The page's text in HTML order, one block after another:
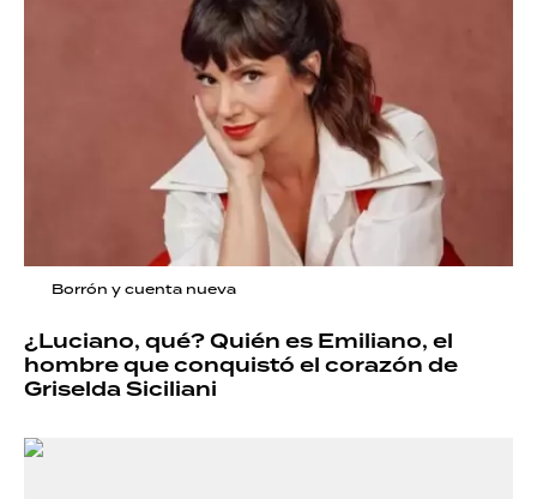
Borrón y cuenta nueva
¿Luciano, qué? Quién es Emiliano, el
hombre que conquistó el corazón de
Griselda Siciliani